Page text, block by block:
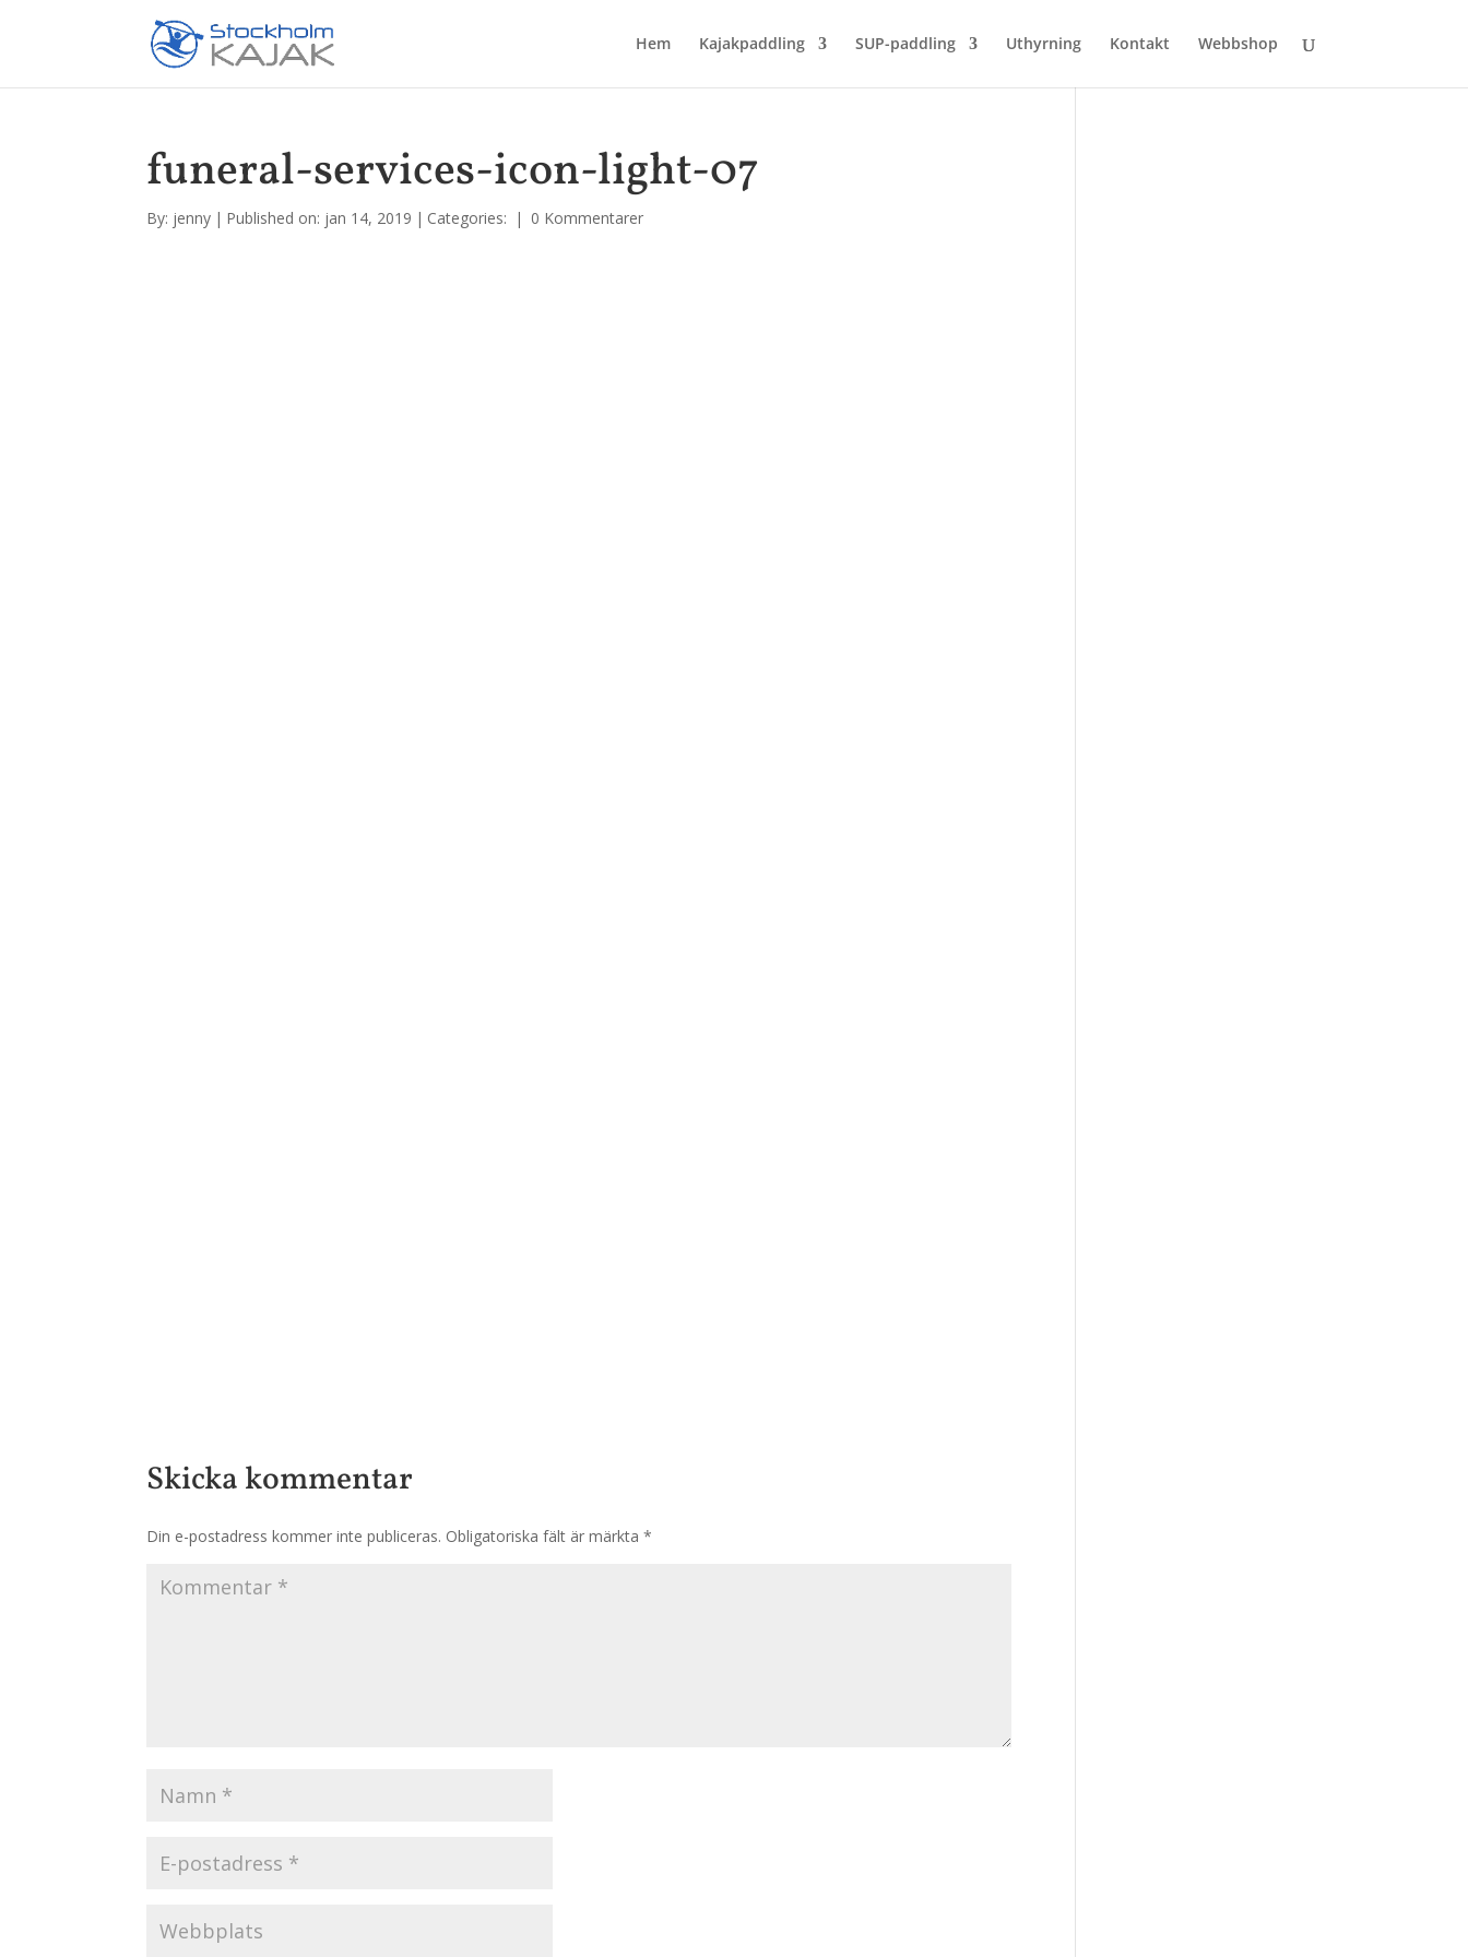
Hem Kajakpaddling SUP-paddling Uthyrning Kontakt Webbshop
funeral-services-icon-light-07
By: jenny | Published on: jan 14, 2019 | Categories: | 0 Kommentarer
Skicka kommentar
Din e-postadress kommer inte publiceras. Obligatoriska fält är märkta*